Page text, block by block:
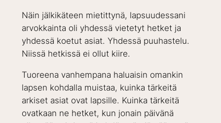
Näin jälkikäteen mietittynä, lapsuudessani
arvokkainta oli yhdessä vietetyt hetket ja
yhdessä koetut asiat. Yhdessä puuhastelu.
Niissä hetkissä ei ollut kiire.
Tuoreena vanhempana haluaisin omankin
lapsen kohdalla muistaa, kuinka tärkeitä
arkiset asiat ovat lapsille. Kuinka tärkeitä
ovatkaan ne hetket, kun jonain päivänä